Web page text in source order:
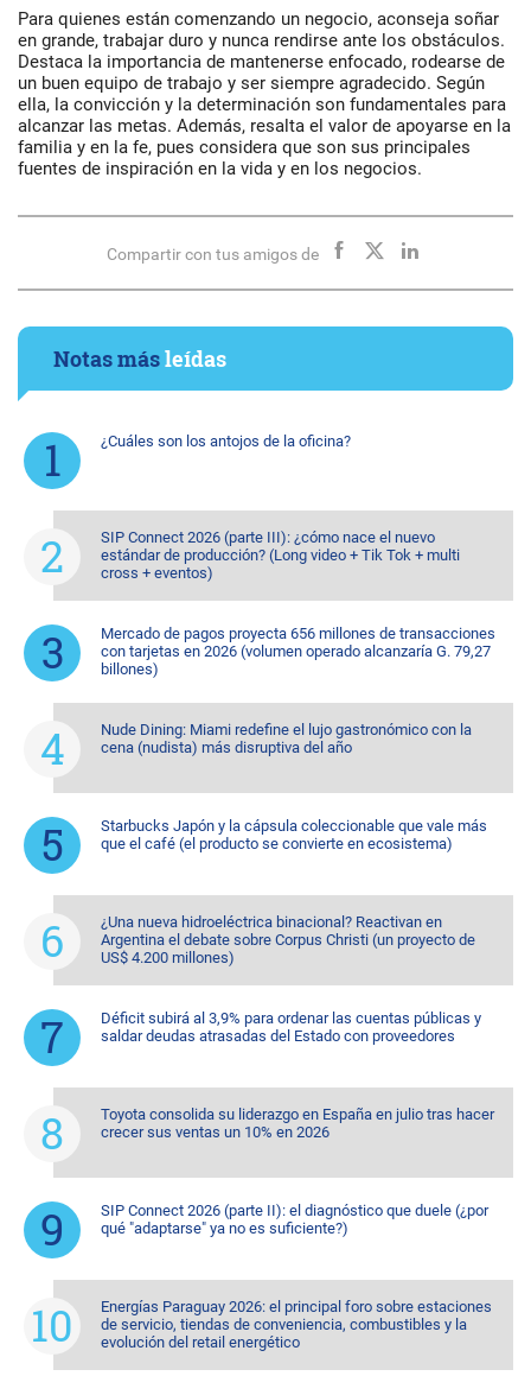
Para quienes están comenzando un negocio, aconseja soñar
en grande, trabajar duro y nunca rendirse ante los obstáculos.
Destaca la importancia de mantenerse enfocado, rodearse de
un buen equipo de trabajo y ser siempre agradecido. Según
ella, la convicción y la determinación son fundamentales para
alcanzar las metas. Además, resalta el valor de apoyarse en la
familia y en la fe, pues considera que son sus principales
fuentes de inspiración en la vida y en los negocios.
Compartir con tus amigos de
Notas másleídas
¿Cuáles son los antojos de la oficina?
SIP Connect 2026 (parte III): ¿cómo nace el nuevo
estándar de producción? (Long video + Tik Tok + multi
cross + eventos)
Mercado de pagos proyecta 656 millones de transacciones
con tarjetas en 2026 (volumen operado alcanzaría G. 79,27
billones)
Nude Dining: Miami redefine el lujo gastronómico con la
cena (nudista) más disruptiva del año
Starbucks Japón y la cápsula coleccionable que vale más
que el café (el producto se convierte en ecosistema)
¿Una nueva hidroeléctrica binacional? Reactivan en
Argentina el debate sobre Corpus Christi (un proyecto de
US$ 4.200 millones)
Déficit subirá al 3,9% para ordenar las cuentas públicas y
saldar deudas atrasadas del Estado con proveedores
Toyota consolida su liderazgo en España en julio tras hacer
crecer sus ventas un 10% en 2026
SIP Connect 2026 (parte II): el diagnóstico que duele (¿por
qué "adaptarse" ya no es suficiente?)
Energías Paraguay 2026: el principal foro sobre estaciones
de servicio, tiendas de conveniencia, combustibles y la
evolución del retail energético